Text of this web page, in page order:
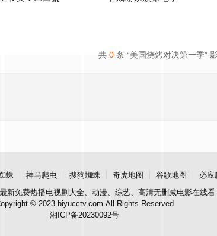
经纪人通过向富人和名人出售豪宅赚取数百万美
共 0 条 “美国烧烤对决第一季”
蛛 神马爬虫 搜狗蜘蛛 奇虎地图 谷歌地图
必应
新免费热播电视剧大全、动漫、综艺、高清无删减电影在线看
© 2023 biyucctv.com All Rights Reserved
湘ICP备20230092号